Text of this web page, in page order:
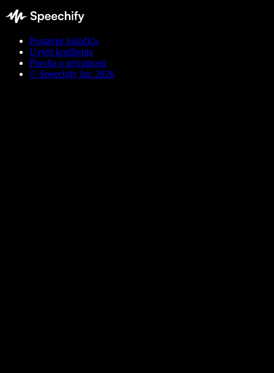
Postavke kolačića
Uvjeti korištenja
Pravila o privatnosti
© Speechify Inc 2026